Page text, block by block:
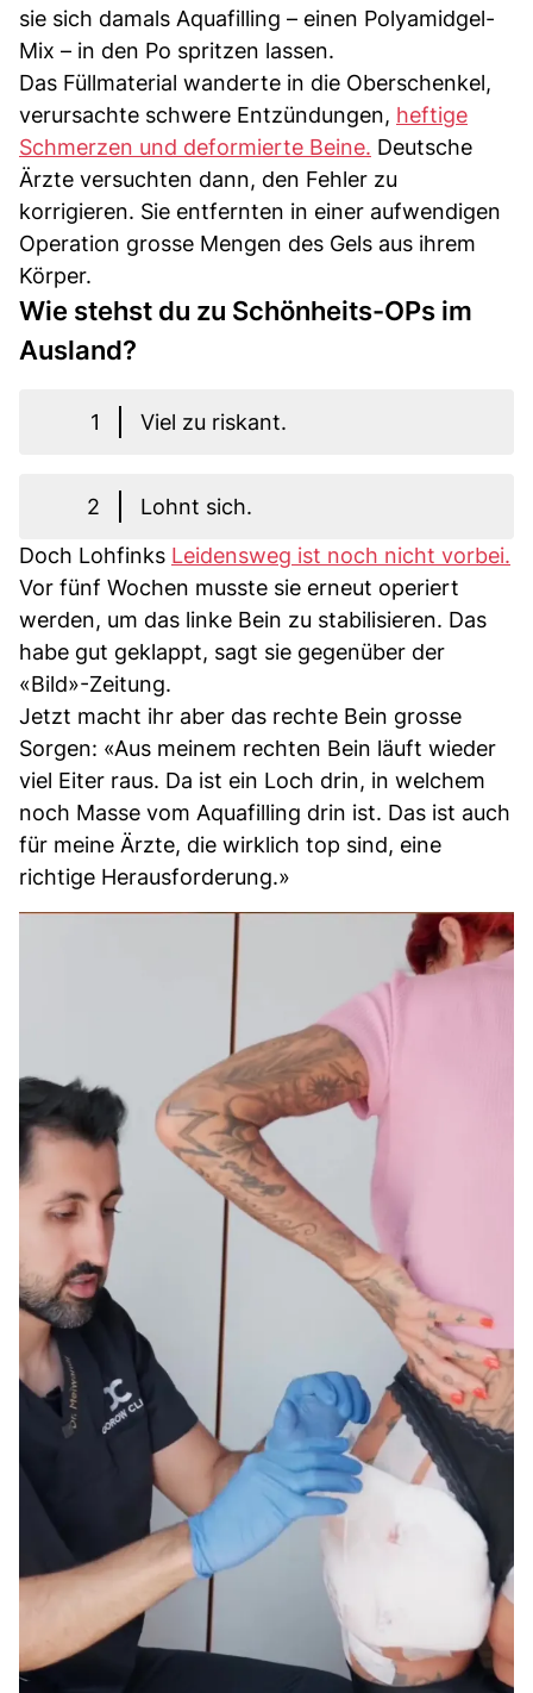
sie sich damals Aquafilling – einen Polyamidgel-
Mix – in den Po spritzen lassen.
Das Füllmaterial wanderte in die Oberschenkel,
verursachte schwere Entzündungen, heftige
Schmerzen und deformierte Beine. Deutsche
Ärzte versuchten dann, den Fehler zu
korrigieren. Sie entfernten in einer aufwendigen
Operation grosse Mengen des Gels aus ihrem
Körper.
Wie stehst du zu Schönheits-OPs im
Ausland?
1 Viel zu riskant.
2
Lohnt sich.
Doch Lohfinks Leidensweg ist noch nicht vorbei.
Vor fünf Wochen musste sie erneut operiert
werden, um das linke Bein zu stabilisieren. Das
habe gut geklappt, sagt sie gegenüber der
«Bild»-Zeitung.
Jetzt macht ihr aber das rechte Bein grosse
Sorgen: «Aus meinem rechten Bein läuft wieder
viel Eiter raus. Da ist ein Loch drin, in welchem
noch Masse vom Aquafilling drin ist. Das ist auch
für meine Ärzte, die wirklich top sind, eine
richtige Herausforderung.»